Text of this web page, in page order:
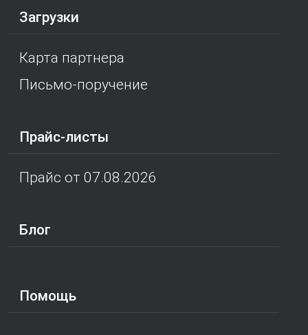
Загрузки
Карта партнера
Письмо-поручение
Прайс-листы
Прайс от 07.08.2026
Блог
Помощь